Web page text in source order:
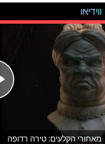
ווידיאו
מאחורי הקלעים: טירה רדופה